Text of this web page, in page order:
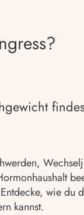
wie du
kannst.